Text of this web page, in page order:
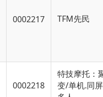
0002217 TFM先民
0002218
特技摩托：
变/单机.同屏